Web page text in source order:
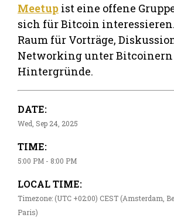
Meetup ist eine offene
sich für Bitcoin
Raum für Vorträge,
Networking unter
Hintergründe.
DATE:
Wed, Sep 24, 2025
TIME:
5:00 PM - 8:00 PM
LOCAL TIME:
Timezone: (UTC +02:00) CEST (Amsterdam,
Paris)